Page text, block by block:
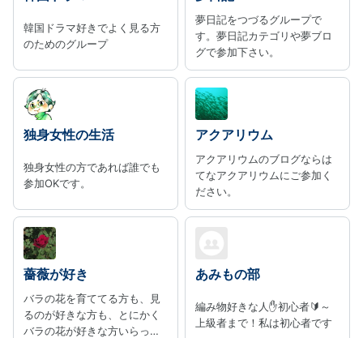
韓国ドラマ好きでよく見る方
のためのグループ
夢日記をつづるグループで
す。夢日記カテゴリや夢ブロ
グで参加下さい。
独身女性の生活
独身女性の方であれば誰でも
参加OKです。
アクアリウム
アクアリウムのブログならは
てなアクアリウムにご参加く
ださい。
薔薇が好き
バラの花を育ててる方も、見
るのが好きな方も、とにかく
バラの花が好きな方いらっし
あみもの部
編み物好きな人✋初心者🔰～
上級者まで！私は初心者です